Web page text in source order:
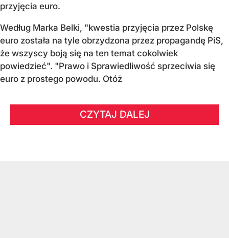
przyjęcia euro.
Według Marka Belki, "kwestia przyjęcia przez Polskę
euro została na tyle obrzydzona przez propagandę PiS,
że wszyscy boją się na ten temat cokolwiek
powiedzieć". "Prawo i Sprawiedliwość sprzeciwia się
euro z prostego powodu. Otóż
CZYTAJ DALEJ